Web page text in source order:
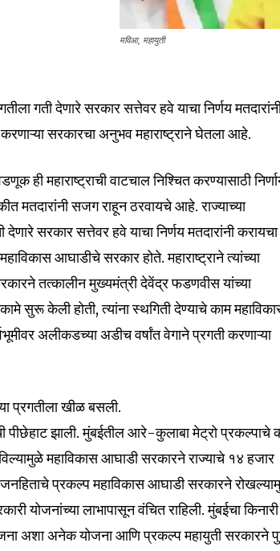
मविआ, महायुती
गती देणारे सरकार सत्तेवर हवे याचा निर्णय
सरकारचा अनुभव महाराष्ट्राने घेतला आहे.
ही महाराष्ट्राची वाटचाल निश्चित करण्यासाठी
मतदारांनी सजग राहून ठरवायचे आहे. राज्याच्या
सरकार सत्तेवर हवे याचा निर्णय मतदारांनी करायचा
आघाडीचे सरकार होते. महाराष्ट्राने त्यांच्या
तत्कालीन मुख्यमंत्री देवेंद्र फडणवीस यांच्या
सुरू केली होती, त्यांना स्थगिती देण्याचे काम
अलीकडच्या अडीच वर्षांत वेगाने प्रगती करणाऱ्या
प्रगतीला खीळ बसली.
पीछेहाट झाली. मुंबईतील आरे-कुलाबा मेट्रो प्रकल्पाचे
महाविकास आघाडी सरकारने राज्याचे १४ हजार
प्रकल्प महाविकास आघाडी सरकारने
योजनांच्या लाभापासून वंचित राहिली. मुंबईचा किनारी
अशा अनेक योजना आणि प्रकल्प महायुती सरकारने